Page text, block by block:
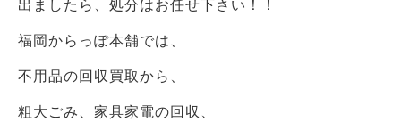
福岡からっぽ本舗では、
不用品の回収買取から、
粗大ごみ、家具家電の回収、